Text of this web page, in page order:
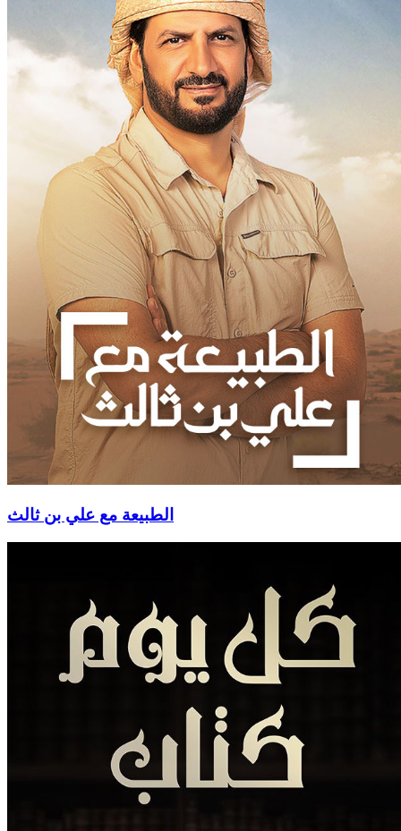
الطبيعة مع علي بن ثالث